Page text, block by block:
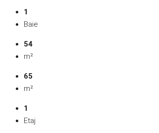
1
Baie
54
m²
65
m²
1
Etaj